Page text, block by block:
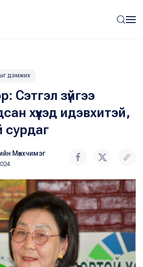
дэмжих
Сэтгэл зүйгээ
хүүхэд идэвхитэй,
Мөнхчимэг